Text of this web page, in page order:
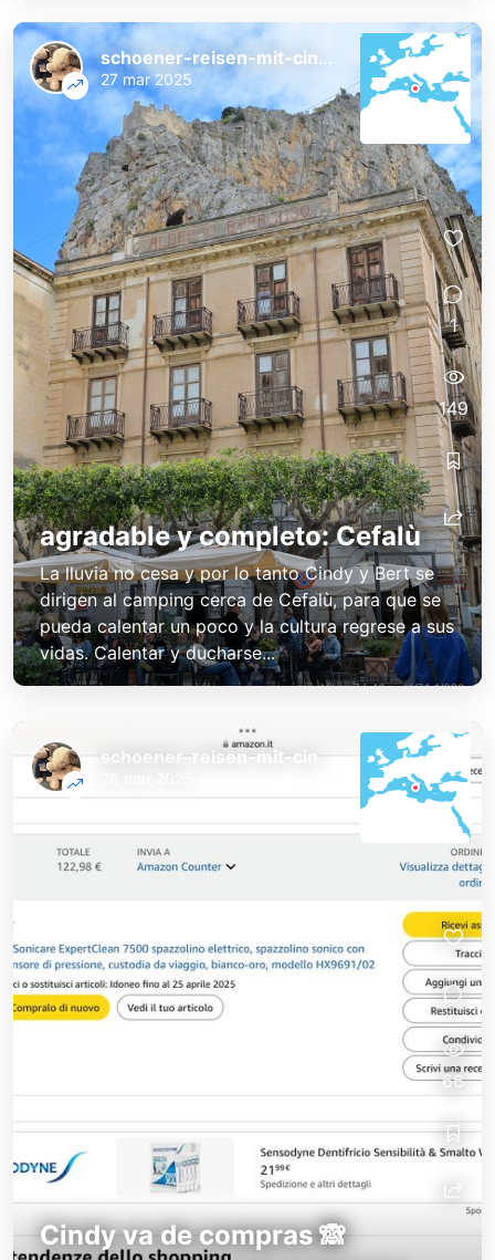
agradable y completo: Cefalù
La lluvia no cesa y por lo tanto Cindy y Bert se
dirigen al camping cerca de Cefalù, para que se
pueda calentar un poco y la cultura regrese a sus
vidas. Calentar y ducharse...
schoener-reisen-mit-cindy-und-bert
27 mar 2025
1
149
Cindy va de compras 🙈
schoener-reisen-mit-cindy-und-bert
66